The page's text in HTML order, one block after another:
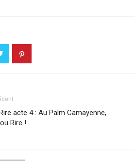
acte 4 : Au Palm Camayenne,
Rire !